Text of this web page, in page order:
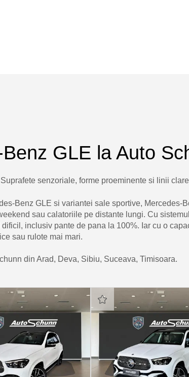
GLE la Auto
senzoriale, forme proeminente si linii
Benz GLE si variantei sale sportive, Mercedes-
sau calatoriile pe distante lungi. Cu
inclusiv pante de pana la 100%. Iar cu o
sau rulote mai mari.
din Arad, Deva, Sibiu, Suceava, Timisoara.